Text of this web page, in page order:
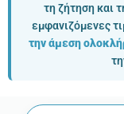
τη ζήτηση και
εμφανιζόμενες
την άμεση